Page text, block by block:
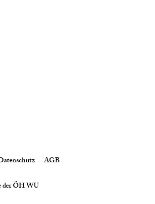
AGB
der ÖH WU